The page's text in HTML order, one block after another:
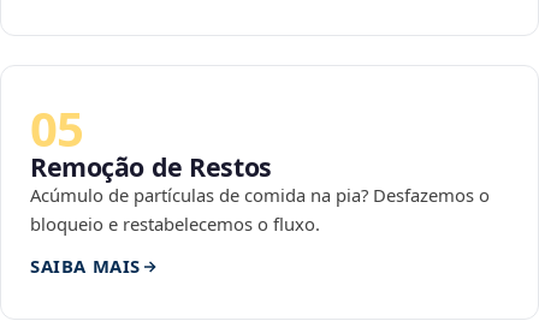
05
Remoção de Restos
Acúmulo de partículas de comida na pia? Desfazemos o
bloqueio e restabelecemos o fluxo.
SAIBA MAIS